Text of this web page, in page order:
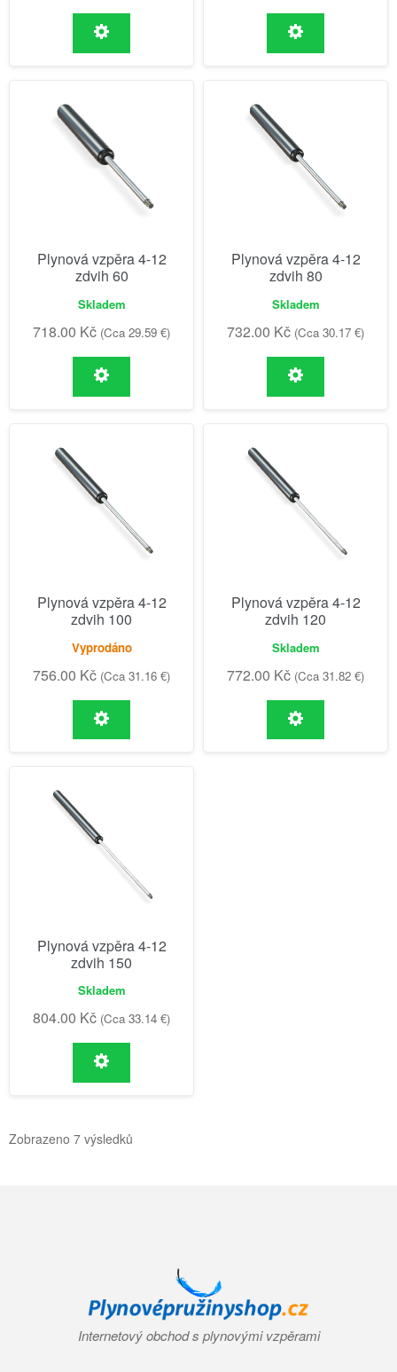
Plynová vzpěra 4-12
zdvih 60
Skladem
718.00 Kč (Cca 29.59 €)
Plynová vzpěra 4-12
zdvih 80
Skladem
732.00 Kč (Cca 30.17 €)
Plynová vzpěra 4-12
zdvih 100
Vyprodáno
756.00 Kč (Cca 31.16 €)
Plynová vzpěra 4-12
zdvih 120
Skladem
772.00 Kč (Cca 31.82 €)
Plynová vzpěra 4-12
zdvih 150
Skladem
804.00 Kč (Cca 33.14 €)
Zobrazeno 7 výsledků
Internetový obchod s plynovými vzpěrami